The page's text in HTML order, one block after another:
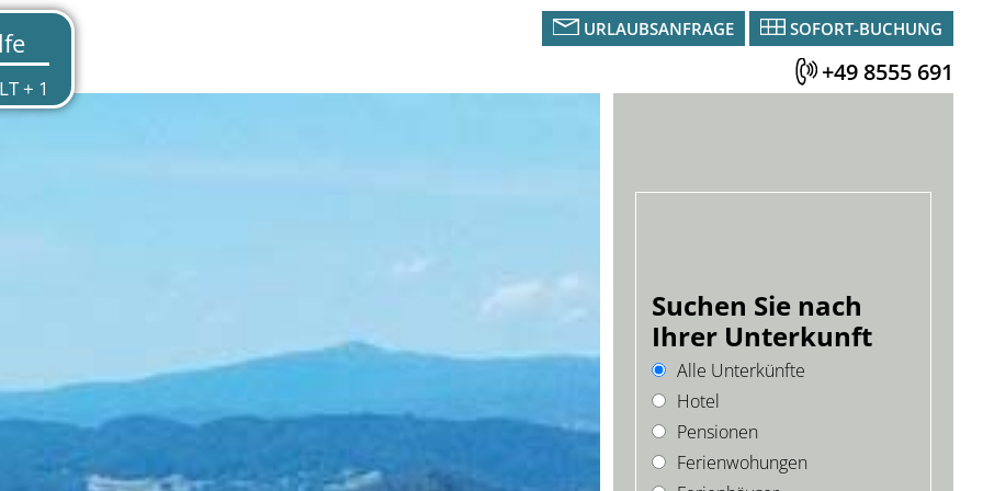
URLAUBSANFRAGE SOFORT-BUCHUNG
+49 8555 691
Suchen Sie nach
Ihrer Unterkunft
Alle Unterkünfte
Hotel
Pensionen
Ferienwohungen